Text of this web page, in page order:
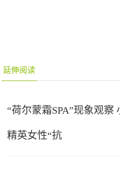
延伸阅读
“荷尔蒙霜SPA”现象观
精英女性“抗